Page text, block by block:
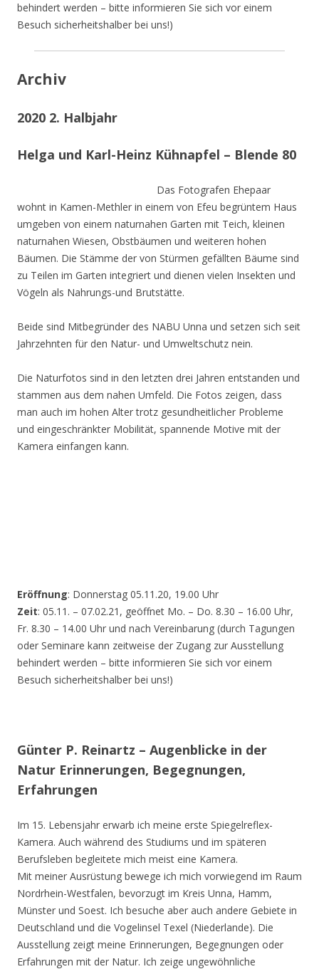
behindert werden – bitte informieren Sie sich vor einem
Besuch sicherheitshalber bei uns!)
Archiv
2020 2. Halbjahr
Helga und Karl-Heinz Kühnapfel – Blende 80
Das Fotografen Ehepaar
wohnt in Kamen-Methler in einem von Efeu begrüntem Haus
umgeben von einem naturnahen Garten mit Teich, kleinen
naturnahen Wiesen, Obstbäumen und weiteren hohen
Bäumen. Die Stämme der von Stürmen gefällten Bäume sind
zu Teilen im Garten integriert und dienen vielen Insekten und
Vögeln als Nahrungs-und Brutstätte.
Beide sind Mitbegründer des NABU Unna und setzen sich seit
Jahrzehnten für den Natur- und Umweltschutz nein.
Die Naturfotos sind in den letzten drei Jahren entstanden und
stammen aus dem nahen Umfeld. Die Fotos zeigen, dass
man auch im hohen Alter trotz gesundheitlicher Probleme
und eingeschränkter Mobilität, spannende Motive mit der
Kamera einfangen kann.
Eröffnung: Donnerstag 05.11.20, 19.00 Uhr
Zeit: 05.11. – 07.02.21, geöffnet Mo. – Do. 8.30 – 16.00 Uhr,
Fr. 8.30 – 14.00 Uhr und nach Vereinbarung (durch Tagungen
oder Seminare kann zeitweise der Zugang zur Ausstellung
behindert werden – bitte informieren Sie sich vor einem
Besuch sicherheitshalber bei uns!)
Günter P. Reinartz – Augenblicke in der
Natur Erinnerungen, Begegnungen,
Erfahrungen
Im 15. Lebensjahr erwarb ich meine erste Spiegelreflex-
Kamera. Auch während des Studiums und im späteren
Berufsleben begleitete mich meist eine Kamera.
Mit meiner Ausrüstung bewege ich mich vorwiegend im Raum
Nordrhein-Westfalen, bevorzugt im Kreis Unna, Hamm,
Münster und Soest. Ich besuche aber auch andere Gebiete in
Deutschland und die Vogelinsel Texel (Niederlande). Die
Ausstellung zeigt meine Erinnerungen, Begegnungen oder
Erfahrungen mit der Natur. Ich zeige ungewöhnliche